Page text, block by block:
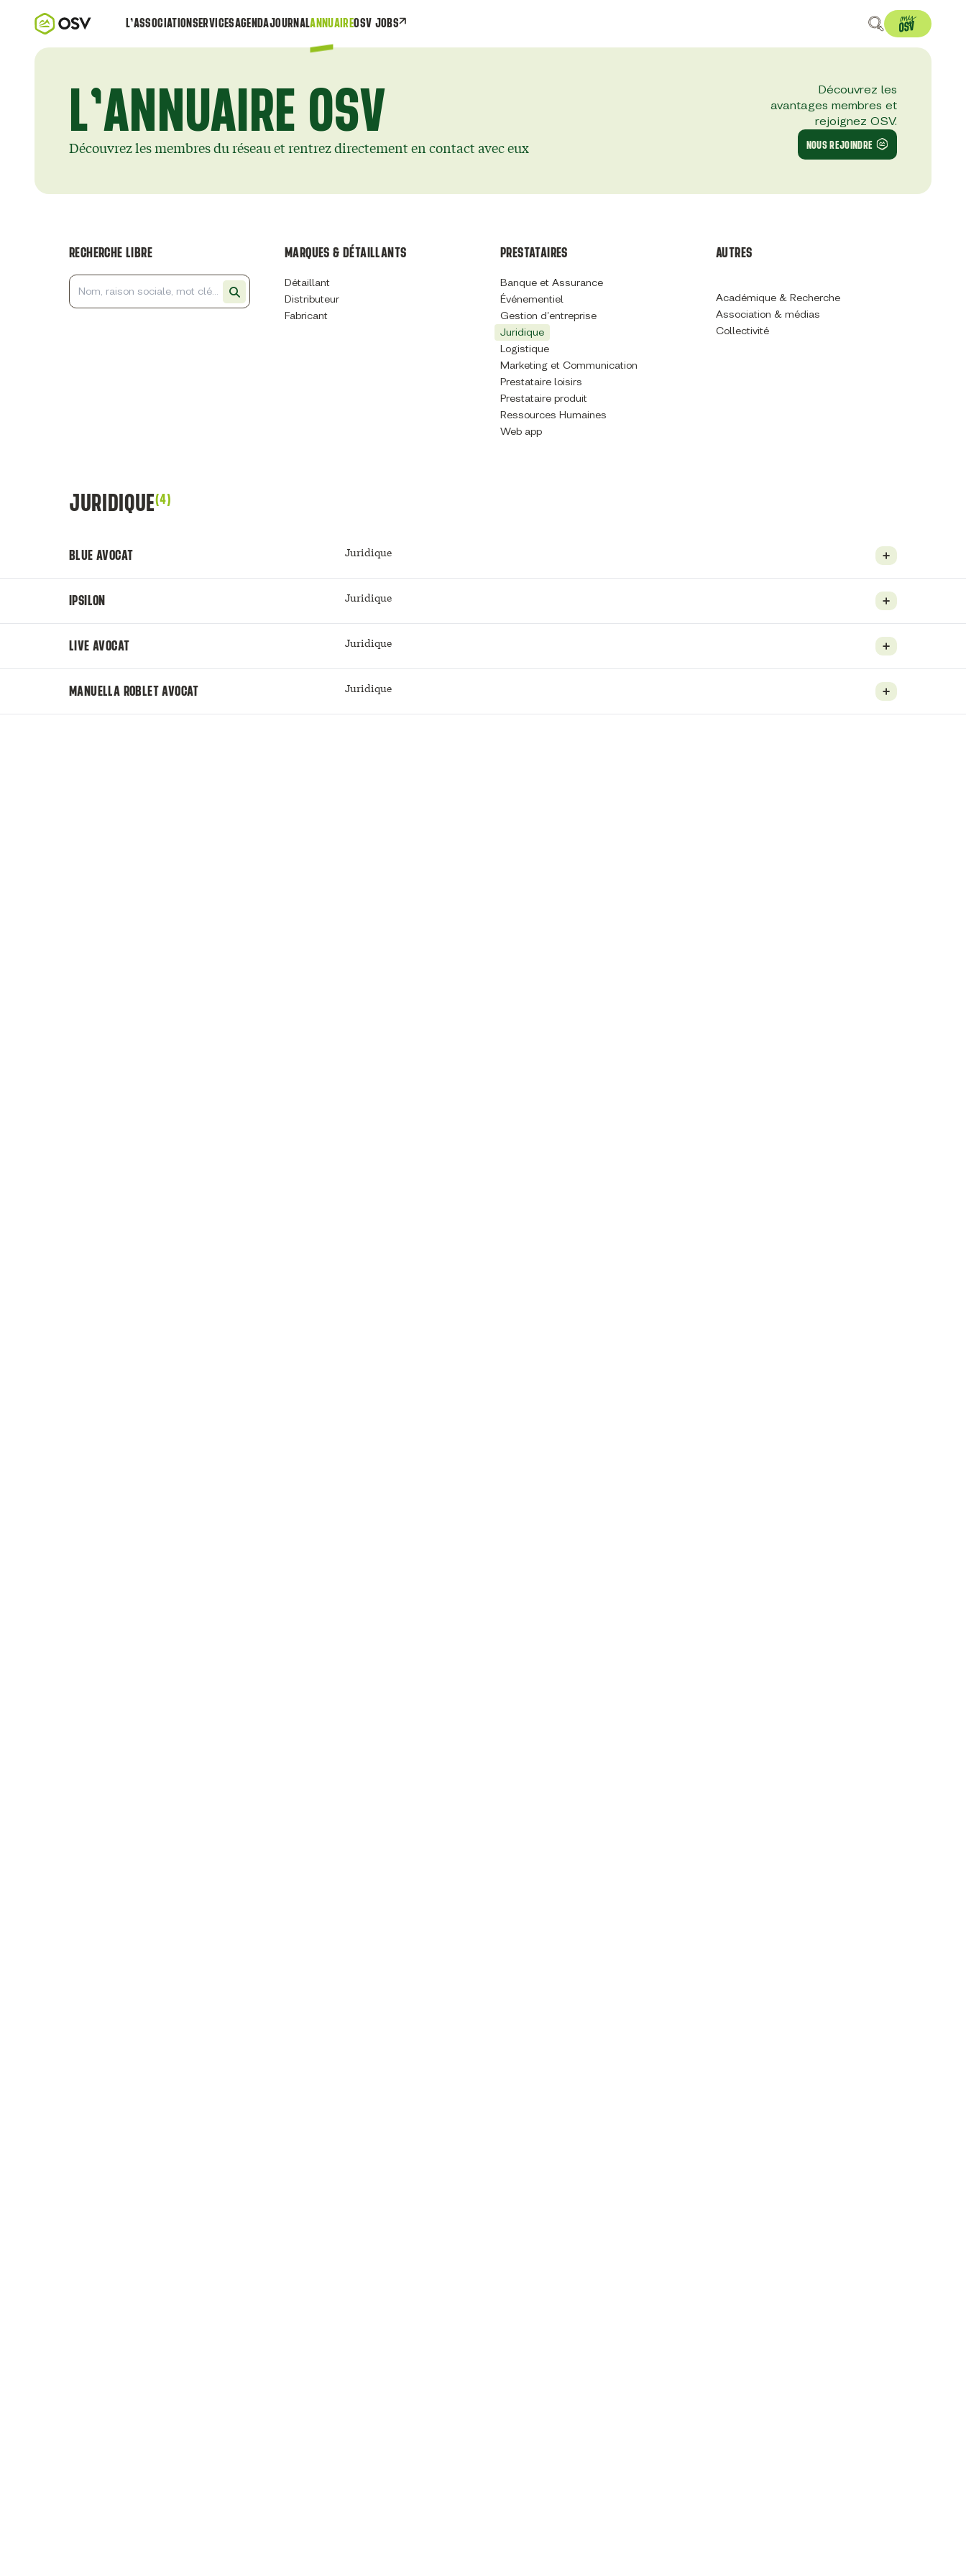
L’ASSOCIATIONSERVICESAGENDAJOURNALANNUAIREOSV JOBS
L’ANNUAIRE OSV
Découvrez les membres du réseau et rentrez directement en contact avec eux
Découvrez les
avantages membres et
rejoignez OSV.
NOUS REJOINDRE
RECHERCHE LIBRE MARQUES & DÉTAILLANTS
Détaillant
Distributeur
Fabricant
PRESTATAIRES
Banque et Assurance
Événementiel
Gestion d'entreprise
Juridique
Logistique
Marketing et Communication
Prestataire loisirs
Prestataire produit
Ressources Humaines
Web app
AUTRES
Académique & Recherche
Association & médias
Collectivité
JURIDIQUE(4)
BLUE AVOCAT Juridique
IPSILON Juridique
LIVE AVOCAT Juridique
MANUELLA ROBLET AVOCAT Juridique